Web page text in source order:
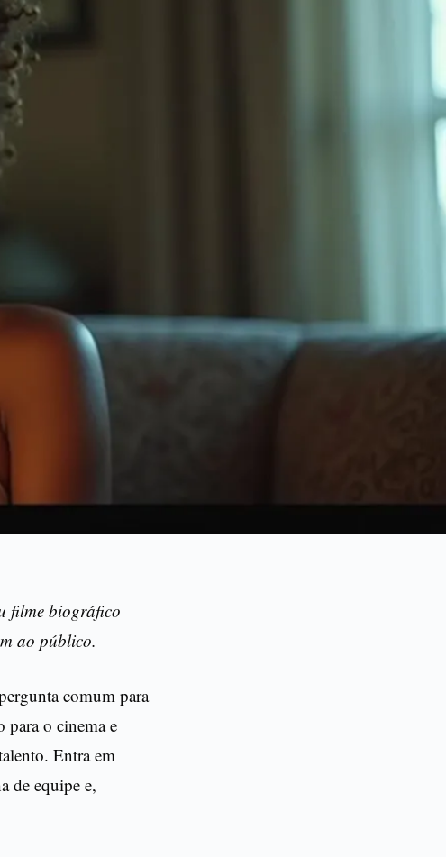
filme biográfico
ao público.
comum para
para o cinema e
Entra em
de equipe e,